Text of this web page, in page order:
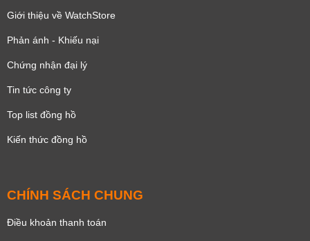
Giới thiệu về WatchStore
Phản ánh - Khiếu nại
Chứng nhận đại lý
Tin tức công ty
Top list đồng hồ
Kiến thức đồng hồ
CHÍNH SÁCH CHUNG
Điều khoản thanh toán